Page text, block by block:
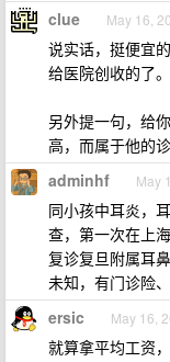
clue May 16,
说实话，挺便宜
给医院创收的了。
另外提一句，给
高，而属于他的
adminhf May
同小孩中耳炎，
查，第一次在上
复诊复旦附属耳
未知，有门诊险
ersic May 16,
就算拿平均工资